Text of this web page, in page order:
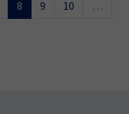
8 9 10
…